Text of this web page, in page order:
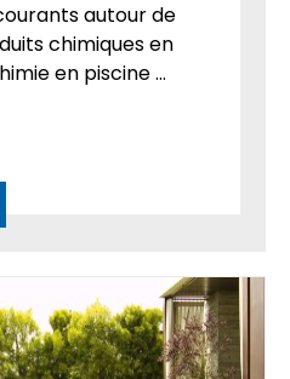
autour de
chimiques en
en piscine ...